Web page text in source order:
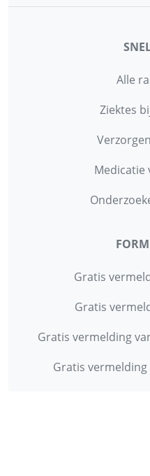
Alle
Ziektes
Medicatie
Gratis
Gratis
Gratis vermelding
Gratis